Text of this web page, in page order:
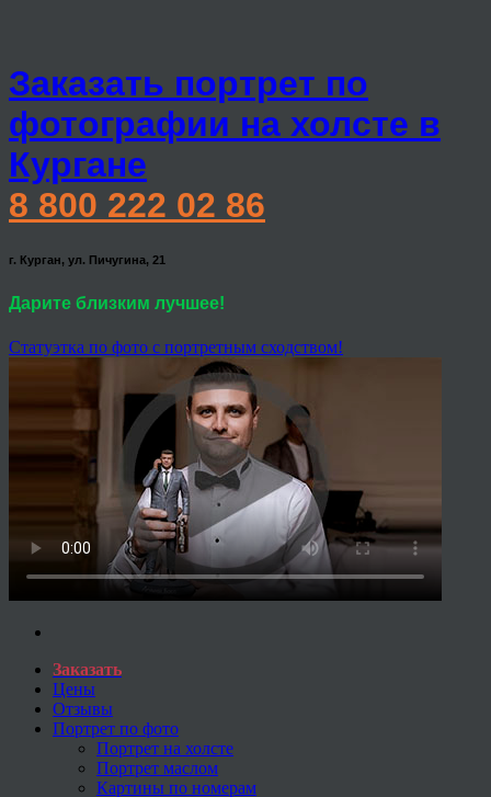
Заказать портрет по
фотографии на холсте в
Кургане
8 800 222 02 86
г. Курган, ул. Пичугина, 21
Дарите близким лучшее!
Статуэтка по фото с портретным сходством!
Заказать
Цены
Отзывы
Портрет по фото
Портрет на холсте
Портрет маслом
Картины по номерам